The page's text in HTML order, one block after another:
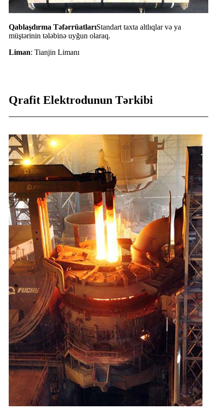
Qablaşdırma TəfərrüatlarıStandart taxta altlıqlar və ya
müştərinin tələbinə uyğun olaraq.
Liman: Tianjin Limanı
Qrafit Elektrodunun Tərkibi